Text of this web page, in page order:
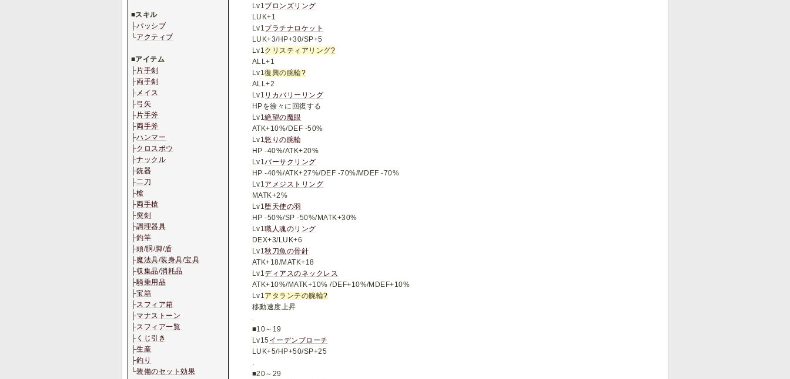
Lv1ブロンズリング
LUK+1
Lv1プラチナロケット
LUK+3/HP+30/SP+5
Lv1クリスティアリング?
ALL+1
Lv1復興の腕輪?
ALL+2
Lv1 リカバリーリング
HPを徐々に回復する
Lv1絶望の魔眼
ATK+10%/DEF -50%
Lv1怒りの腕輪
HP -40%/ATK+20%
Lv1バーサクリング
HP -40%/ATK+27%/DEF -70%/MDEF -70%
Lv1アメジストリング
MATK+2%
Lv1堕天使の羽
HP -50%/SP -50%/MATK+30%
Lv1職人魂のリング
DEX+3/LUK+6
Lv1秋刀魚の骨針
ATK+18/MATK+18
Lv1ディアスのネックレス
ATK+10%/MATK+10% /DEF+10%/MDEF+10%
Lv1アタランテの腕輪?
移動速度上昇
.
■10～19
Lv15イーデンブローチ
LUK+5/HP+50/SP+25
.
■20～29
■スキル
├パッシブ
└アクティブ
■アイテム
├片手剣
├両手剣
├メイス
├弓矢
├片手斧
├両手斧
├ハンマー
├クロスボウ
├ナックル
├銃器
├二刀
├槍
├両手槍
├突剣
├調理器具
├釣竿
├頭/胴 /脚/盾
├魔法具/装身具/宝具
├収集品/消耗品
├騎乗用品
├宝箱
├スフィア箱
├マナストーン
├スフィア一覧
├ くじ引き
├生産
├釣り
└装備のセット効果